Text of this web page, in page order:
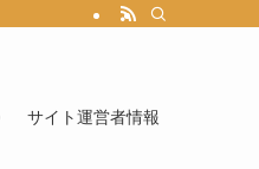
サイト運営者情報